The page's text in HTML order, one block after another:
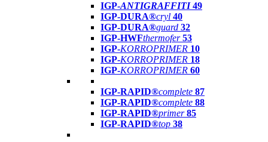
IGP-ANTIGRAFFITI49
IGP-DURA®cryl 40
IGP-DURA®guard 32
IGP-HWFthermofer 53
IGP-KORROPRIMER 10
IGP-KORROPRIMER 18
IGP-KORROPRIMER 60
IGP-RAPID®complete 87
IGP-RAPID®complete 88
IGP-RAPID®primer 85
IGP-RAPID®top 38